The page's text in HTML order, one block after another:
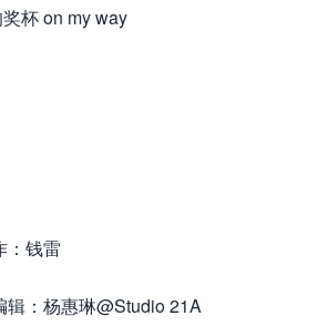
杯 on my way
：钱雷
辑：杨惠琳@Studio 21A